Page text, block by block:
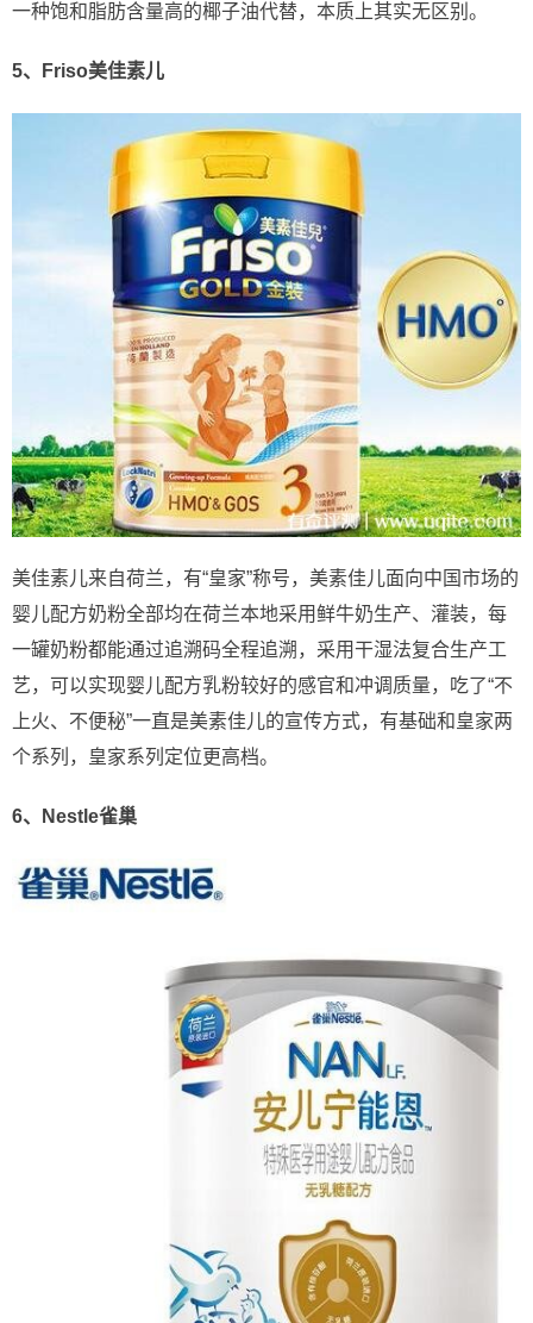
一种饱和脂肪含量高的椰子油代替，本质上其实无区别。
5、Friso美佳素儿
美佳素儿来自荷兰，有“皇家”称号，美素佳儿面向中国市场的
婴儿配方奶粉全部均在荷兰本地采用鲜牛奶生产、灌装，每
一罐奶粉都能通过追溯码全程追溯，采用干湿法复合生产工
艺，可以实现婴儿配方乳粉较好的感官和冲调质量，吃了“不
上火、不便秘”一直是美素佳儿的宣传方式，有基础和皇家两
个系列，皇家系列定位更高档。
6、Nestle雀巢